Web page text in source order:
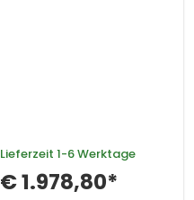
Lieferzeit 1-6 Werktage
€ 1.978,80*